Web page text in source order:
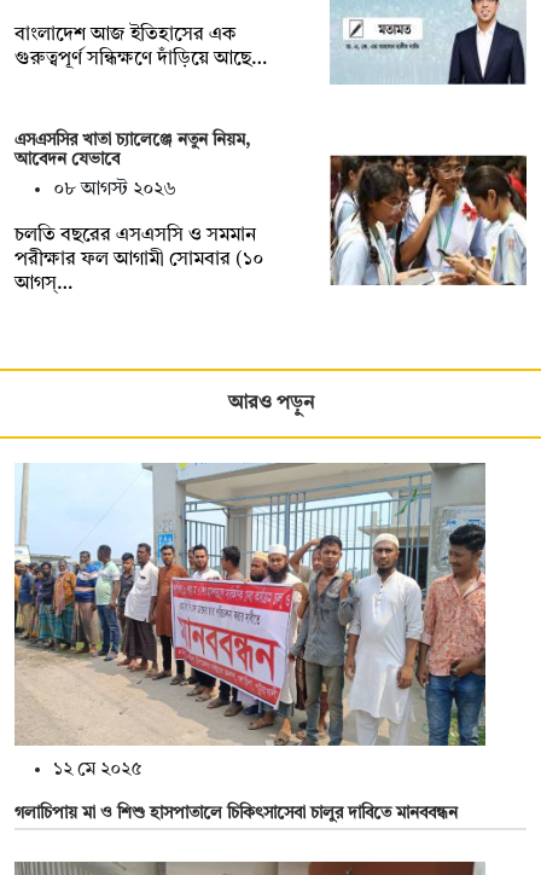
বাংলাদেশ আজ ইতিহাসের এক
গুরুত্বপূর্ণ সন্ধিক্ষণে দাঁড়িয়ে আছে…
এসএসসির খাতা চ্যালেঞ্জে নতুন নিয়ম,
আবেদন যেভাবে
০৮ আগস্ট ২০২৬
চলতি বছরের এসএসসি ও সমমান
পরীক্ষার ফল আগামী সোমবার (১০
আগস্…
আরও পড়ুন
১২ মে ২০২৫
গলাচিপায় মা ও শিশু হাসপাতালে চিকিৎসাসেবা চালুর দাবিতে মানববন্ধন